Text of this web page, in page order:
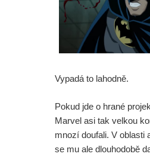
Vypadá to lahodně.
Pokud jde o hrané
Marvel asi tak velkou
mnozí doufali. V oblasti
se mu ale dlouhodobě